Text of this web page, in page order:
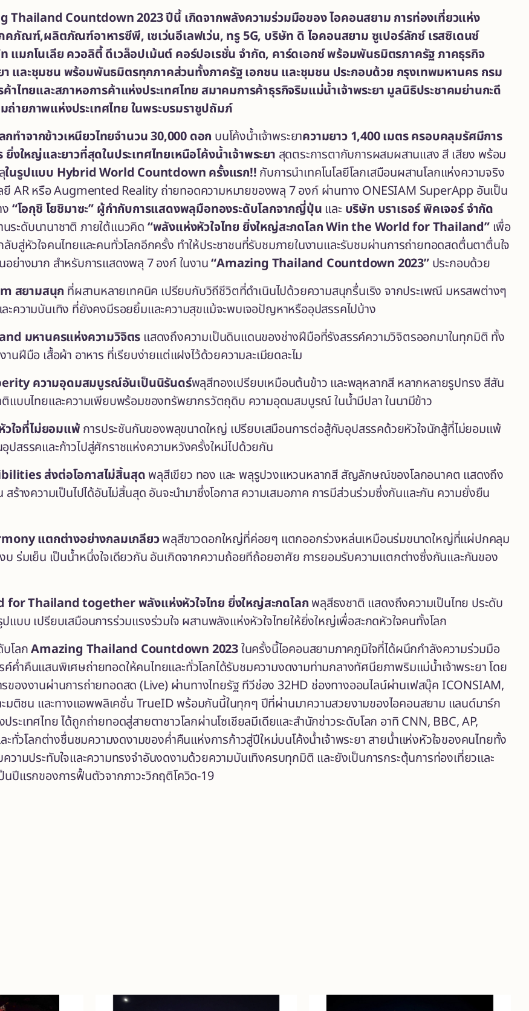
Thailand Countdown 2023 ปีนี้ เกิดจากพลังความร่วมมือของ ไอคอนสยาม การท่องเที่ยวแห่ง
ภคภัณฑ์,ผลิตภัณฑ์อาหารซีพี, เซเว่นอีเลฟเว่น, ทรู 5G, บริษัท ดิ ไอคอนสยาม ซูเปอร์ลักซ์ เรสซิเดนซ์
แมกโนเลีย ควอลิตี้ ดีเวล็อปเม้นต์ คอร์ปอเรชั่น จำกัด, คาร์ดเอกซ์ พร้อมพันธมิตรภาครัฐ ภาคธุรกิจ
า และชุมชน พร้อมพันธมิตรทุกภาคส่วนทั้งภาครัฐ เอกชน และชุมชน ประกอบด้วย กรุงเทพมหานคร กรม
าไทยและสภาหอการค้าแห่งประเทศไทย สมาคมการค้าธุรกิจริมแม่น้ำเจ้าพระยา มูลนิธิประชาคมย่านกะดี
ถ่ายภาพแห่งประเทศไทย ในพระบรมราชูปถัมภ์
ทำจากข้าวเหนียวไทยจำนวน30,000 ดอก บนโค้งน้ำเจ้าพระยาความยาว 1,400 เมตร ครอบคลุมรัศมีการ
ยิ่งใหญ่และยาวที่สุดในประเทศไทยเหนือโค้งน้ำเจ้าพระยา สุดตระการตากับการผสมผสานแสง สี เสียง พร้อม
ในรูปแบบ Hybrid World Countdown ครั้งแรก!! กับการนำเทคโนโลยีโลกเสมือนผสานโลกแห่งความจริง
ยี AR หรือ Augmented Reality ถ่ายทอดความหมายของพลุ 7 องก์ ผ่านทาง ONESIAM SuperApp อันเป็น
“โอกุชิ โยชิมาซะ” ผู้กำกับการแสดงพลุมือทองระดับโลกจากญี่ปุ่น และ บริษัท บราเธอร์ พิคเจอร์ จำกัด
ะดับนานาชาติ ภายใต้แนวคิด “พลังแห่งหัวใจไทย ยิ่งใหญ่สะกดโลกWin the World for Thailand” เพื่อ
บสู่หัวใจคนไทยและคนทั่วโลกอีกครั้ง ทำให้ประชาชนที่รับชมภายในงานและรับชมผ่านการถ่ายทอดสดตื่นตาตื่นใจ
อย่างมาก สำหรับการแสดงพลุ 7 องก์ ในงาน“Amazing Thailand Countdown 2023”ประกอบด้วย
สยามสนุก ที่ผสานหลายเทคนิค เปรียบกับวิถีชีวิตที่ดำเนินไปด้วยความสนุกรื่นเริง จากประเพณี มหรสพต่างๆ
ะความบันเทิง ที่ยังคงมีรอยยิ้มและความสุขแม้จะพบเจอปัญหาหรืออุปสรรคไปบ้าง
มหานครแห่งความวิจิตร แสดงถึงความเป็นดินแดนของช่างฝีมือที่รังสรรค์ความวิจิตรออกมาในทุกมิติ ทั้ง
นฝีมือ เสื้อผ้า อาหาร ที่เรียบง่ายแต่แฝงไว้ด้วยความละเมียดละไม
ความอุดมสมบูรณ์อันเป็นนิรันดร์พลุสีทองเปรียบเหมือนต้นข้าว และพลุหลากสี หลากหลายรูปทรง สีสัน
ติแบบไทยและความเพียบพร้อมของทรัพยากรวัตถุดิบ ความอุดมสมบูรณ์ ในน้ำมีปลา ในนามีข้าว
ใจที่ไม่ยอมแพ้การประชันกันของพลุขนาดใหญ่ เปรียบเสมือนการต่อสู้กับอุปสรรคด้วยหัวใจนักสู้ที่ไม่ยอมแพ้
สรรคและก้าวไปสู่ศักราชแห่งความหวังครั้งใหม่ไปด้วยกัน
ส่งต่อโอกาสไม่สิ้นสุด พลุสีเขียว ทอง และ พลุรูปวงแหวนหลากสี สัญลักษณ์ของโลกอนาคต แสดงถึง
ร้างความเป็นไปได้อันไม่สิ้นสุด อันจะนำมาซึ่งโอกาส ความเสมอภาค การมีส่วนร่วมซึ่งกันและกัน ความยั่งยืน
แตกต่างอย่างกลมเกลียวพลุสีขาวดอกใหญ่ที่ค่อยๆ แตกออกร่วงหล่นเหมือนร่มขนาดใหญ่ที่แผ่ปกคลุม
บ ร่มเย็น เป็นน้ำหนึ่งใจเดียวกัน อันเกิดจากความถ้อยทีถ้อยอาศัย การยอมรับความแตกต่างซึ่งกันและกันของ
Thailand together พลังแห่งหัวใจไทย ยิ่งใหญ่สะกดโลก พลุสีธงชาติ แสดงถึงความเป็นไทย ประดับ
แบบ เปรียบเสมือนการร่วมแรงร่วมใจ ผสานพลังแห่งหัวใจไทยให้ยิ่งใหญ่เพื่อสะกดหัวใจคนทั้งโลก
บโลกAmazing Thailand Countdown 2023ในครั้งนี้ไอคอนสยามภาคภูมิใจที่ได้ผนึกกำลังความร่วมมือ
ค์ค่ำคืนแสนพิเศษถ่ายทอดให้คนไทยและทั่วโลกได้รับชมความงดงามท่ามกลางทัศนียภาพริมแม่น้ำเจ้าพระยา โดย
ของงานผ่านการถ่ายทอดสด (Live) ผ่านทางไทยรัฐ ทีวีช่อง 32HD ช่องทางออนไลน์ผ่านเฟสบุ๊ค ICONSIAM,
ะมติชน และทางแอพพลิเคชั่น TrueID พร้อมกันนี้ในทุกๆ ปีที่ผ่านมาความสวยงามของไอคอนสยาม แลนด์มาร์ก
ะเทศไทย ได้ถูกถ่ายทอดสู่สายตาชาวโลกผ่านโซเชียลมีเดียและสำนักข่าวระดับโลก อาทิ CNN, BBC, AP,
ะทั่วโลกต่างชื่นชมความงดงามของค่ำคืนแห่งการก้าวสู่ปีใหม่บนโค้งน้ำเจ้าพระยา สายน้ำแห่งหัวใจของคนไทยทั้ง
วามประทับใจและความทรงจำอันงดงามด้วยความบันเทิงครบทุกมิติ และยังเป็นการกระตุ้นการท่องเที่ยวและ
นปีแรกของการฟื้นตัวจากภาวะวิกฤติโควิด-19